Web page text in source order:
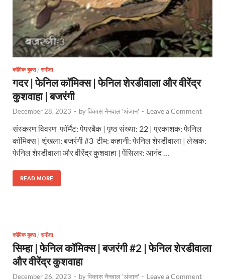
कॉमिक बुक्स/ समीक्षा
गदर | फेनिल कॉमिक्स | फेनिल शेरडीवाला और वीरेंद्र
कुशवाहा | बजरंगी
December 28, 2023 - byविकास नैनवाल 'अंजान' - Leave a Comment
संस्करण विवरण फॉर्मैट: पेपरबैक | पृष्ठ संख्या: 22 | प्रकाशक: फेनिल
कॉमिक्स | शृंखला: बजरंगी #3 टीम: कहानी: फेनिल शेरडीवाला | लेखक:
फेनिल शेरडीवाला और वीरेंद्र कुशवाहा | पेंसिलर: आनंद …
READ MORE
कॉमिक बुक्स/ समीक्षा
सिम्हा | फेनिल कॉमिक्स | बजरंगी #2 | फेनिल शेरडीवाला
और वीरेंद्र कुशवाहा
December 26, 2023 - byविकास नैनवाल 'अंजान' - Leave a Comment